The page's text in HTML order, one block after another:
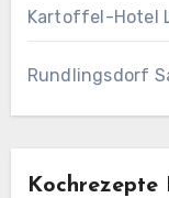
Kartoffel-Hotel
Rundlingsdorf
Kochrezepte